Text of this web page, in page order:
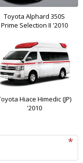
Toyota Alphard 350S
Prime Selection II '2010
Hiace Himedic (JP)
'2010